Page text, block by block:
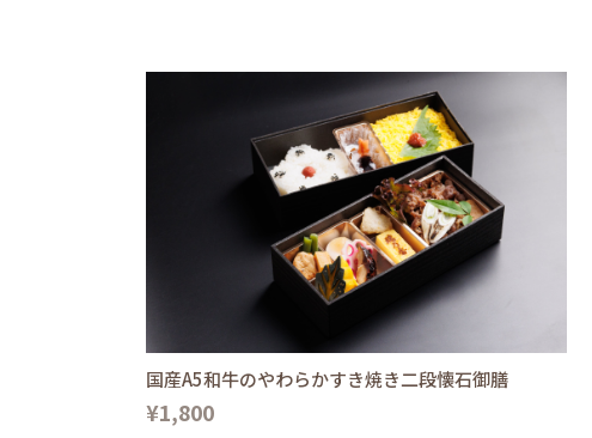
国産A5和牛のやわらかすき焼き二段懐石御膳
¥1,800